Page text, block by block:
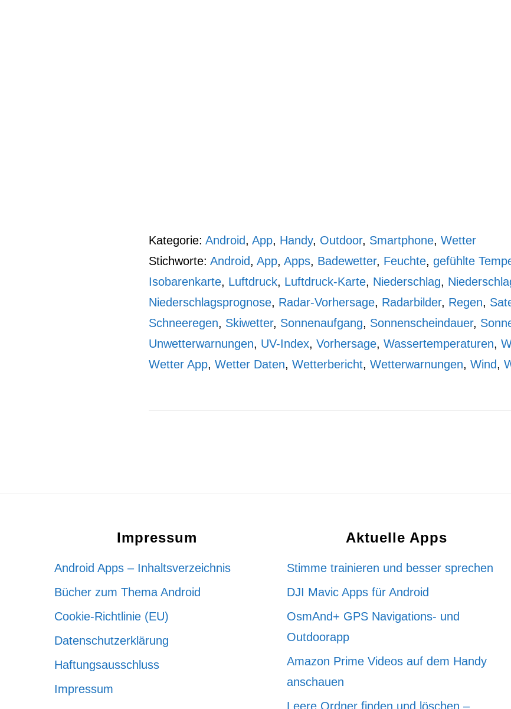
Kategorie: Android, App, Handy, Outdoor, Smartphone, Wetter
Stichworte: Android, App, Apps, Badewetter, Feuchte, gefühlte
Isobarenkarte, Luftdruck, Luftdruck-Karte, Niederschlag,
Niederschlagsprognose, Radar-Vorhersage, Radarbilder, Regen,
Schneeregen, Skiwetter, Sonnenaufgang, Sonnenscheindauer,
Unwetterwarnungen, UV-Index, Vorhersage, Wassertemperaturen,
Wetter App, Wetter Daten, Wetterbericht, Wetterwarnungen, Wind,
Impressum
Android Apps – Inhaltsverzeichnis
Bücher zum Thema Android
Cookie-Richtlinie (EU)
Datenschutzerklärung
Haftungsausschluss
Impressum
Aktuelle Apps
Stimme trainieren und besser sprechen
DJI Mavic Apps für Android
OsmAnd+ GPS Navigations- und
Outdoorapp
Amazon Prime Videos auf dem Handy
anschauen
Leere Ordner finden und löschen –